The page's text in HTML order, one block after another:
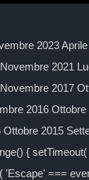
2023
2021
2017
2016
2015
{
'Escape' ===